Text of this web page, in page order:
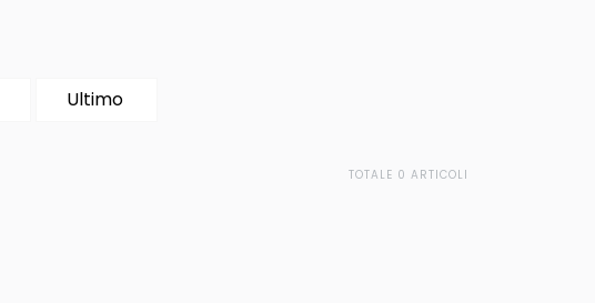
Ultimo
TOTALE 0 ARTICOLI